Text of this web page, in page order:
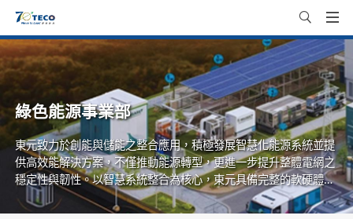
綠色能源事業部
東元致力於創能與儲能之整合應用，積極發展智慧化能源系統並提
供高效能解決方案，不僅推動能源轉型，更進一步提升整體電網之
穩定性與韌性。以智慧系統整合為核心，東元具備完整的軟硬體設
計開發、系統整合與驗證能力，能提供一站式光儲整合解決方案。